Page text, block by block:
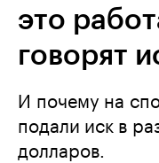
это
говорят
И почему на
подали иск в
долларов.